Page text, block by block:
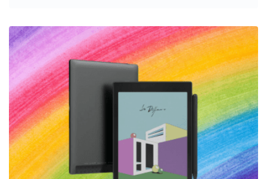
c
e
b
o
o
k
i
t
t
e
r